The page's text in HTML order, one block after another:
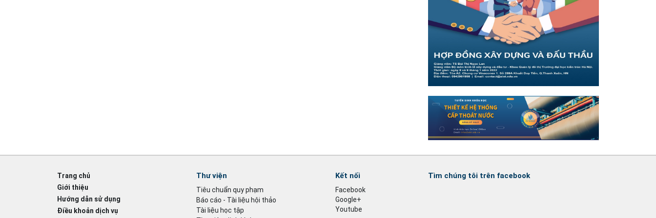
Trang chủ
Giới thiệu
Hướng dẫn sử dụng
Điều khoản dịch vụ
Thư viện
Tiêu chuẩn quy phạm
Báo cáo - Tài liệu hội thảo
Tài liệu học tập
Kết nối
Facebook
Google+
Youtube
Tìm chúng tôi trên facebook